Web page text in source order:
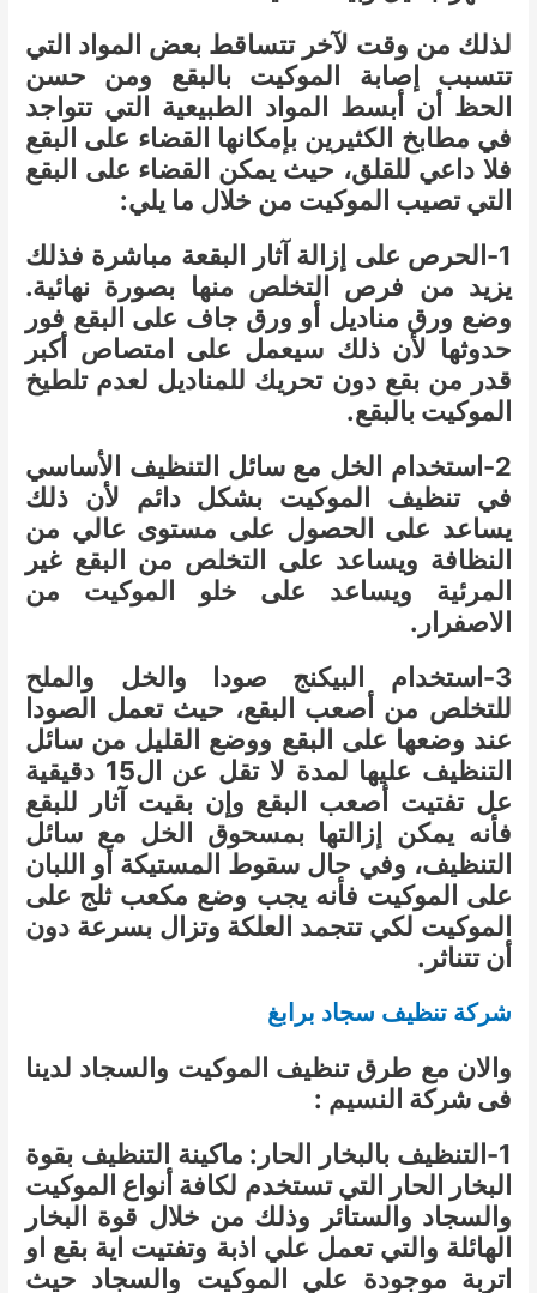
لذلك من وقت لآخر تتساقط بعض المواد التي
تتسبب إصابة الموكيت بالبقع ومن حسن
الحظ أن أبسط المواد الطبيعية التي تتواجد
في مطابخ الكثيرين بإمكانها القضاء على البقع
فلا داعي للقلق، حيث يمكن القضاء على البقع
التي تصيب الموكيت من خلال ما يلي:
1-الحرص على إزالة آثار البقعة مباشرة فذلك
يزيد من فرص التخلص منها بصورة نهائية.
وضع ورق مناديل أو ورق جاف على البقع فور
حدوثها لأن ذلك سيعمل على امتصاص أكبر
قدر من بقع دون تحريك للمناديل لعدم تلطيخ
الموكيت بالبقع.
2-استخدام الخل مع سائل التنظيف الأساسي
في تنظيف الموكيت بشكل دائم لأن ذلك
يساعد على الحصول على مستوى عالي من
النظافة ويساعد على التخلص من البقع غير
المرئية ويساعد على خلو الموكيت من
الاصفرار.
3-استخدام البيكنج صودا والخل والملح
للتخلص من أصعب البقع، حيث تعمل الصودا
عند وضعها على البقع ووضع القليل من سائل
التنظيف عليها لمدة لا تقل عن ال15 دقيقية
عل تفتيت أصعب البقع وإن بقيت آثار للبقع
فأنه يمكن إزالتها بمسحوق الخل مع سائل
التنظيف، وفي حال سقوط المستيكة أو اللبان
على الموكيت فأنه يجب وضع مكعب ثلج على
الموكيت لكي تتجمد العلكة وتزال بسرعة دون
أن تتناثر.
شركة تنظيف سجاد برابغ
والان مع طرق تنظيف الموكيت والسجاد لدينا
فى شركة النسيم :
1-التنظيف بالبخار الحار: ماكينة التنظيف بقوة
البخار الحار التي تستخدم لكافة أنواع الموكيت
والسجاد والستائر وذلك من خلال قوة البخار
الهائلة والتي تعمل علي اذبة وتفتيت اية بقع او
اتربة موجودة علي الموكيت والسجاد حيث